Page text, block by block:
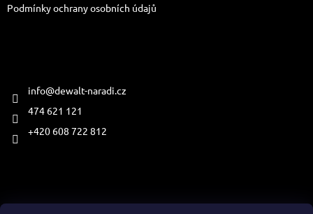
Podmínky ochrany osobních údajů
info@dewalt-naradi.cz
474 621 121
+420 608 722 812